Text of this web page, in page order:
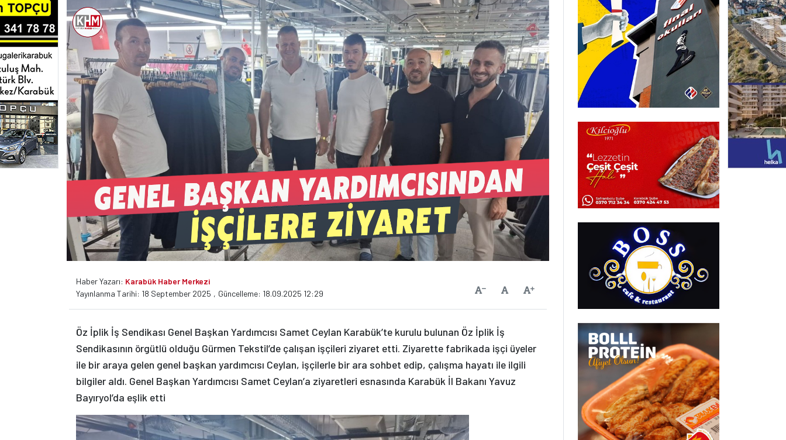
Haber Yazarı: Karabük Haber Merkezi
Yayınlanma Tarihi: 18 September 2025 , Güncelleme: 18.09.2025 12:29 Yazıyı KüçültVarsayılanYazıyı Büyüt
Öz İplik İş Sendikası Genel Başkan Yardımcısı Samet Ceylan Karabük’te kurulu bulunan Öz İplik İş
Sendikasının örgütlü olduğu Gürmen Tekstil’de çalışan işçileri ziyaret etti. Ziyarette fabrikada işçi üyeler
ile bir araya gelen genel başkan yardımcısı Ceylan, işçilerle bir ara sohbet edip, çalışma hayatı ile ilgili
bilgiler aldı. Genel Başkan Yardımcısı Samet Ceylan’a ziyaretleri esnasında Karabük İl Bakanı Yavuz
Bayıryol’da eşlik etti